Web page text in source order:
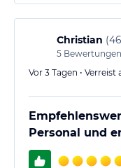
Christian (
5 Bewertungen
Vor 3 Tagen •
Personal und